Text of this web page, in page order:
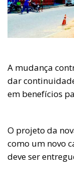
A mudança
dar
em benefícios
O projeto da
como um novo
deve ser